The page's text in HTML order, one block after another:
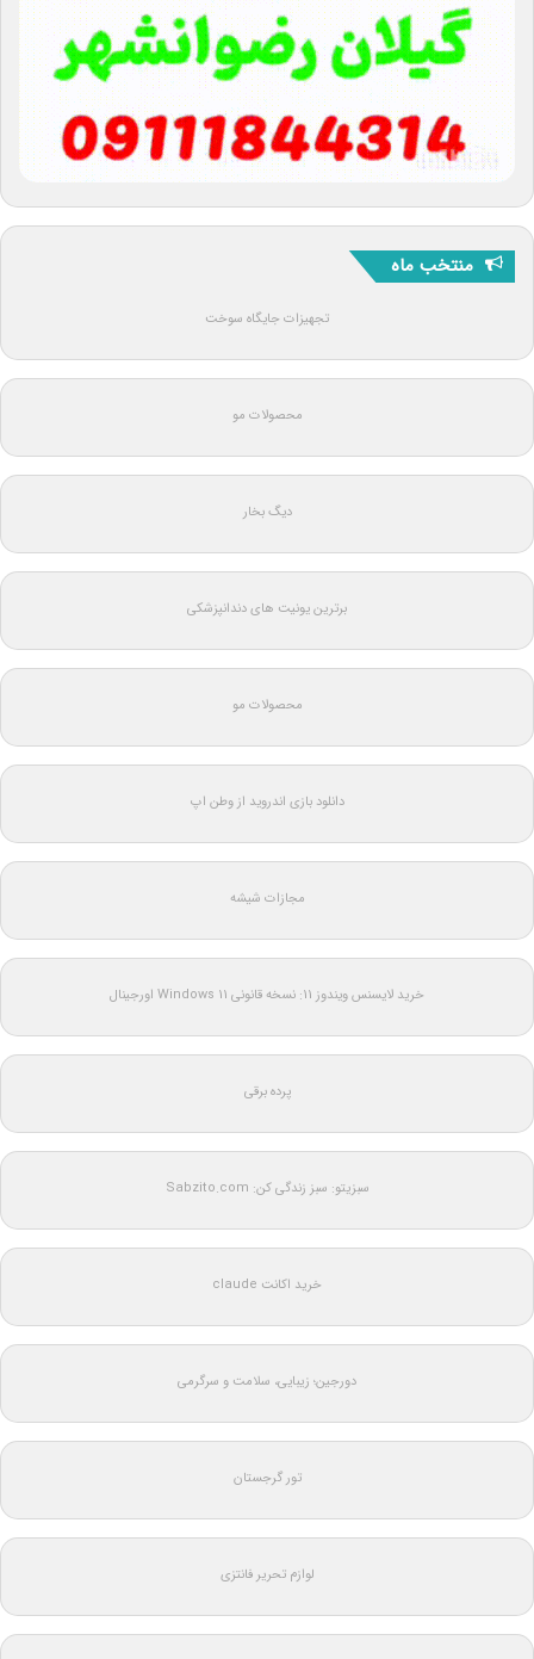
منتخب ماه
تجهیزات جایگاه سوخت
محصولات مو
دیگ بخار
برترین یونیت های دندانپزشکی
محصولات مو
دانلود بازی اندروید از وطن اپ
مجازات شیشه
خرید لایسنس ویندوز 11: نسخه قانونی Windows 11 اورجینال
پرده برقی
سبزیتو: سبز زندگی کن: Sabzito.com
خرید اکانت claude
دورجین؛ زیبایی، سلامت و سرگرمی
تور گرجستان
لوازم تحریر فانتزی